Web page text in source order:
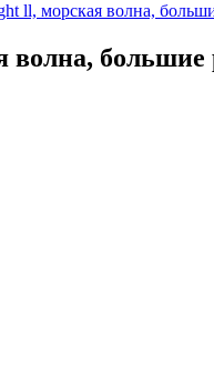
ll, морская волна,
волна, большие